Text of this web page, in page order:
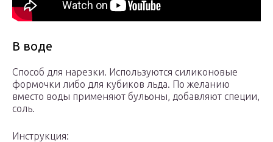
В воде
Способ для нарезки. Используются силиконовые
формочки либо для кубиков льда. По желанию
вместо воды применяют бульоны, добавляют специи,
соль.
Инструкция: